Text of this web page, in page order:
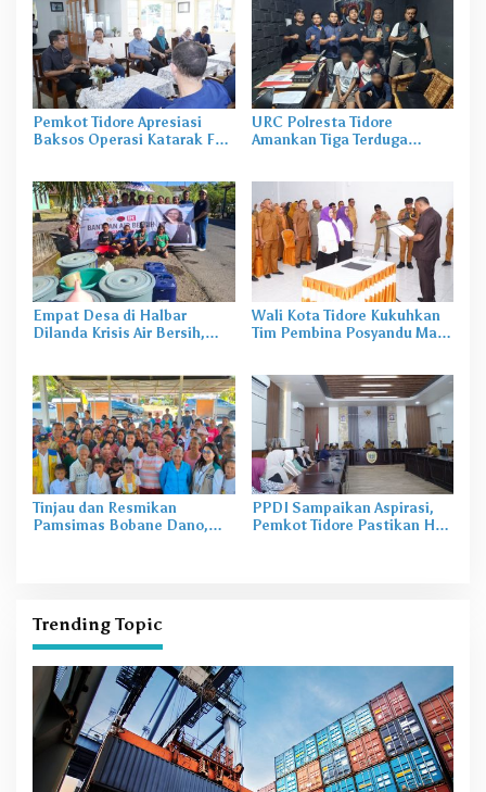
Pemkot Tidore Apresiasi
Baksos Operasi Katarak FK-
URC Polresta Tidore
Amankan Tiga Terduga
Empat Desa di Halbar
Dilanda Krisis Air Bersih,
Wali Kota Tidore Kukuhkan
Tim Pembina Posyandu Masa
Tinjau dan Resmikan
Pamsimas Bobane Dano,
PPDI Sampaikan Aspirasi,
Pemkot Tidore Pastikan Hak
Trending Topic